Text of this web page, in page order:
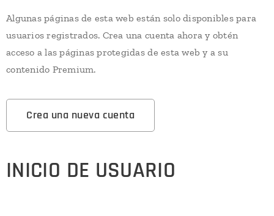
Algunas páginas de esta web están solo disponibles para
usuarios registrados. Crea una cuenta ahora y obtén
acceso a las páginas protegidas de esta web y a su
contenido Premium.
Crea una nueva cuenta
INICIO DE USUARIO